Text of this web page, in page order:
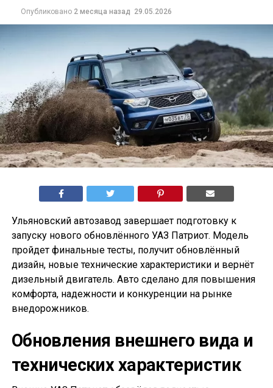
Опубликовано 2 месяца назад 29.05.2026
Ульяновский автозавод завершает подготовку к
запуску нового обновлённого УАЗ Патриот. Модель
пройдет финальные тесты, получит обновлённый
дизайн, новые технические характеристики и вернёт
дизельный двигатель. Авто сделано для повышения
комфорта, надежности и конкуренции на рынке
внедорожников.
Обновления внешнего вида и
технических характеристик